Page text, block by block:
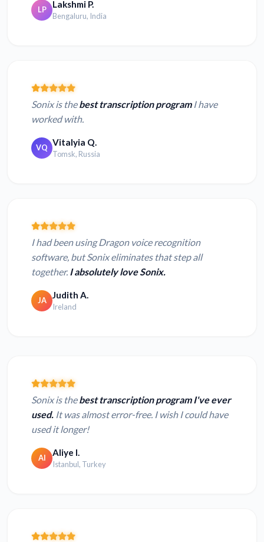
LP Lakshmi P.
Bengaluru, India
Sonix is thebest transcription programI have
worked with.
VQ Vitalyia Q.
Tomsk, Russia
I had been using Dragon voice recognition
software, but Sonix eliminates that step all
together. I absolutely love Sonix.
JA Judith A.
Ireland
Sonix is thebest transcription program I've ever
used. It was almost error-free. I wish I could have
used it longer!
AI Aliye I.
Istanbul, Turkey